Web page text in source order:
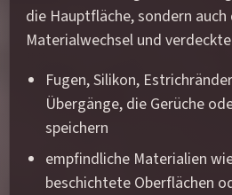
die Hauptfläche, sondern auch
Materialwechsel und
Fugen, Silikon,
Übergänge, die Gerüche
speichern
empfindliche Materialien
beschichtete Oberflächen